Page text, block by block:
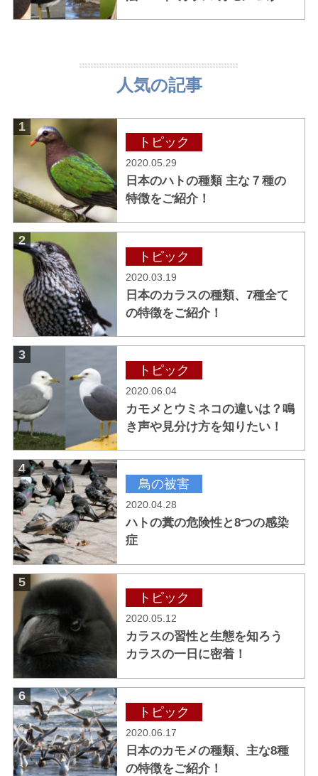
人気の記事
1
トピック
2020.05.29
日本のハトの種類 主な７種の
特徴をご紹介！
2
トピック
2020.03.19
日本のカラスの種類、7種全て
の特徴をご紹介！
3
トピック
2020.06.04
カモメとウミネコの違いは？鳴
き声や見分け方を知りたい！
4
鳥の被害
2020.04.28
ハトの糞の危険性と8つの感染
症
5
トピック
2020.05.12
カラスの習性と生態を知ろう
カラスの一日に密着！
6
トピック
2020.06.17
日本のカモメの種類、主な8種
の特徴をご紹介！